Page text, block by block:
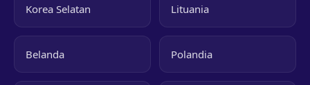
Korea Selatan Lituania
Belanda Polandia